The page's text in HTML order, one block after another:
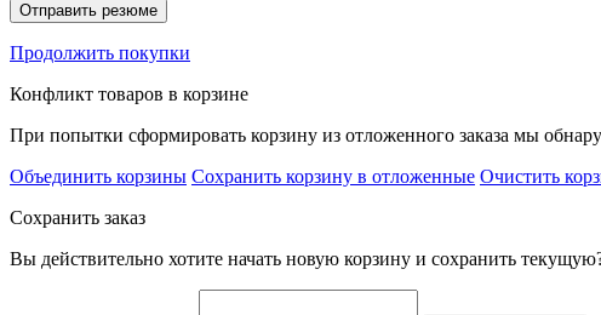
Отправить резюме
Продолжить покупки
Конфликт товаров в корзине
При попытки сформировать корзину из отложенного заказа мы
Объединить корзины Сохранить корзину в отложенные Очистить
Сохранить заказ
Вы действительно хотите начать новую корзину и сохранить